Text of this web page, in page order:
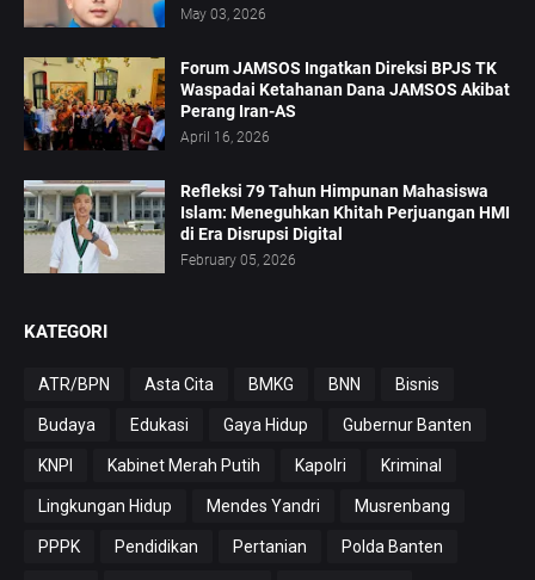
May 03, 2026
Forum JAMSOS Ingatkan Direksi BPJS TK
Waspadai Ketahanan Dana JAMSOS Akibat
Perang Iran-AS
April 16, 2026
Refleksi 79 Tahun Himpunan Mahasiswa
Islam: Meneguhkan Khitah Perjuangan HMI
di Era Disrupsi Digital
February 05, 2026
KATEGORI
ATR/BPN Asta Cita BMKG BNN Bisnis
Budaya Edukasi Gaya Hidup Gubernur Banten
KNPI Kabinet Merah Putih Kapolri Kriminal
Lingkungan Hidup Mendes Yandri Musrenbang
PPPK Pendidikan Pertanian Polda Banten